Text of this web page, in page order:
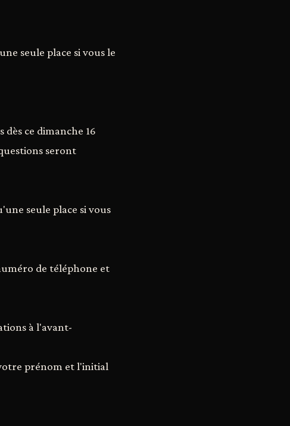
seule place si vous le
ce dimanche 16
seront
seule place si vous
de téléphone et
à l'avant-
prénom et l'initial